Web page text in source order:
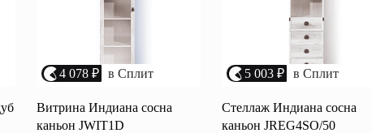
4 078 ₽ в Сплит
Витрина Индиана сосна
каньон JWIT1D
5 003 ₽ в Сплит
Стеллаж Индиана сосна
каньон JREG4SO/50